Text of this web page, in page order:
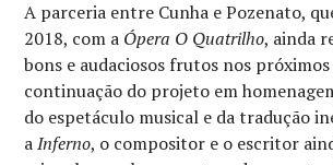
A parceria entre Cunha e Pozenato,
2018, com a Ópera O Quatrilho, ainda
bons e audaciosos frutos nos
continuação do projeto em
do espetáculo musical e da tradução
aInferno, o compositor e o escritor